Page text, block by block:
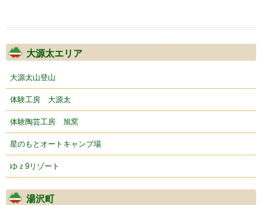
大源太エリア
大源太山登山
体験工房 大源太
体験陶芸工房 旭窯
星のもとオートキャンプ場
ゆｚ9リゾート
湯沢町